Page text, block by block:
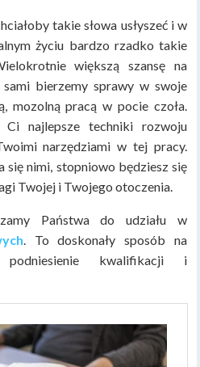
takie słowa usłyszeć i w
życiu bardzo rzadko takie
większą szansę na
bierzemy sprawy w swoje
mozolną pracą w pocie czoła.
najlepsze techniki rozwoju
narzędziami w tej pracy.
się nimi, stopniowo będziesz się
Twojej i Twojego otoczenia.
Państwa do udziału w
. To doskonały sposób na
podniesienie kwalifikacji i